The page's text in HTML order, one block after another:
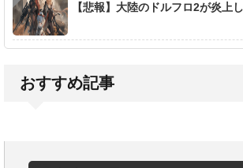
【悲報】大陸のドルフロ2が炎上
おすすめ記事